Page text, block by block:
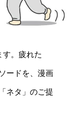
す。疲れた
ードを、漫画
ネタ」のご提